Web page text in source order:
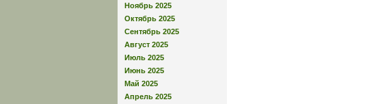
Ноябрь 2025
Октябрь 2025
Сентябрь 2025
Август 2025
Июль 2025
Июнь 2025
Май 2025
Апрель 2025